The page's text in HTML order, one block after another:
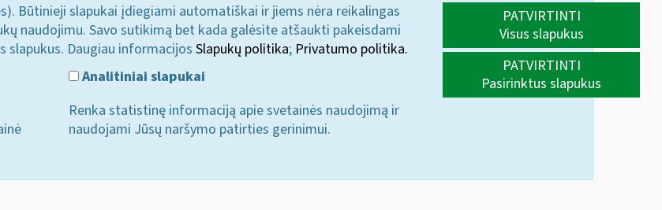
Būtinieji slapukai įdiegiami automatiškai ir jiems nėra reikalingas
naudojimu. Savo sutikimą bet kada galėsite atšaukti pakeisdami
Daugiau informacijos Slapukų politika; Privatumo politika.
Analitiniai slapukai
Renka statistinę informaciją apie svetainės naudojimą ir
naudojami Jūsų naršymo patirties gerinimui.
PATVIRTINTI
Visus slapukus
PATVIRTINTI
Pasirinktus slapukus